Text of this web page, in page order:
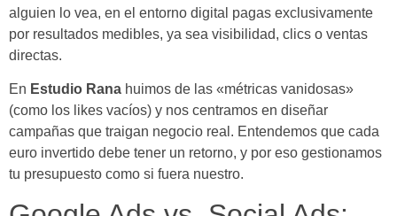
alguien lo vea, en el entorno digital pagas exclusivamente
por resultados medibles, ya sea visibilidad, clics o ventas
directas.
En Estudio Rana huimos de las «métricas vanidosas»
(como los likes vacíos) y nos centramos en diseñar
campañas que traigan negocio real. Entendemos que cada
euro invertido debe tener un retorno, y por eso gestionamos
tu presupuesto como si fuera nuestro.